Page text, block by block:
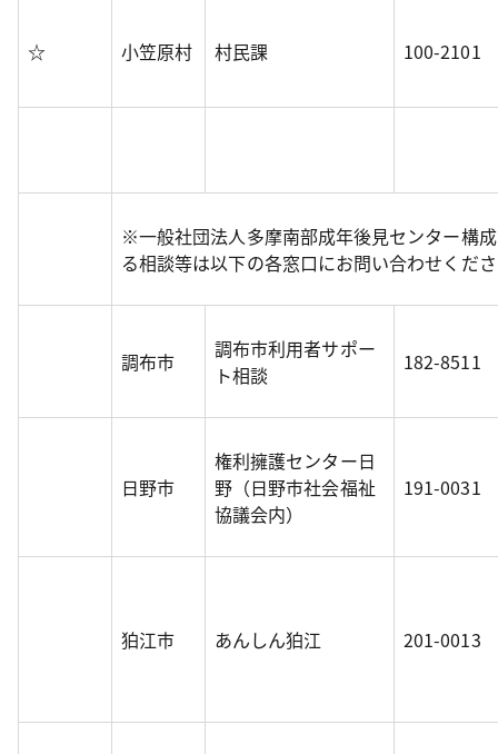
☆ 小笠原村 村民課 100-2101
※一般社団法人多摩南部成年後見センター構
る相談等は以下の各窓口にお問い合わせくだ
調布市
調布市利用者サポー
ト相談
182-8511
日野市
権利擁護センター日
野（日野市社会福祉
協議会内）
191-0031
狛江市 あんしん狛江 201-0013